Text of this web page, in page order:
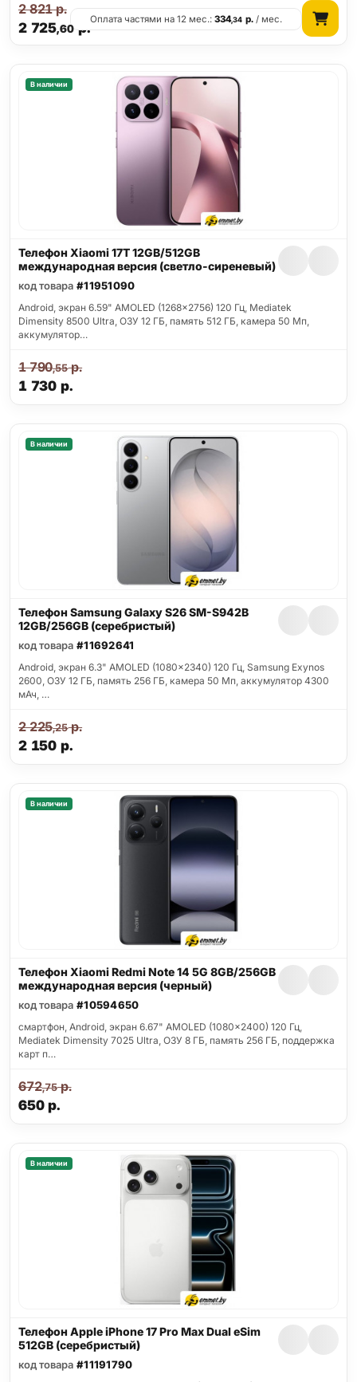
2 725,60 р.
2 821р.
Оплата частями на 12 мес.:334,34 р./ мес.
В наличии
Телефон Xiaomi 17T 12GB/512GB
международная версия (светло-сиреневый)
код товара #11951090
Android, экран 6.59" AMOLED (1268x2756) 120 Гц, Mediatek
Dimensity 8500 Ultra, ОЗУ 12 ГБ, память 512 ГБ, камера 50 Мп,
аккумулятор…
1 730 р.
1 790,55р.
В наличии
Телефон Samsung Galaxy S26 SM-S942B
12GB/256GB (серебристый)
код товара #11692641
Android, экран 6.3" AMOLED (1080x2340) 120 Гц, Samsung Exynos
2600, ОЗУ 12 ГБ, память 256 ГБ, камера 50 Мп, аккумулятор 4300
мАч, …
2 150 р.
2 225,25р.
В наличии
Телефон Xiaomi Redmi Note 14 5G 8GB/256GB
международная версия (черный)
код товара #10594650
смартфон, Android, экран 6.67" AMOLED (1080x2400) 120 Гц,
Mediatek Dimensity 7025 Ultra, ОЗУ 8 ГБ, память 256 ГБ, поддержка
карт п…
650р.
672,75р.
В наличии
Телефон Apple iPhone 17 Pro Max Dual eSim
512GB (серебристый)
код товара #11191790